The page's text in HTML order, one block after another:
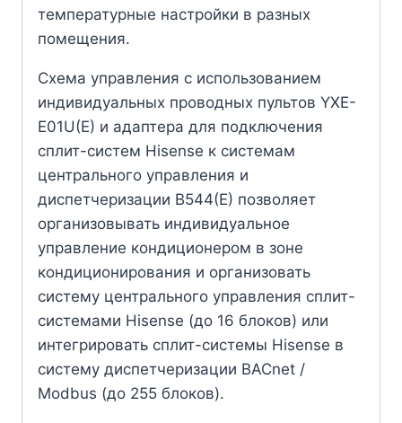
температурные настройки в разных
помещения.
Схема управления с использованием
индивидуальных проводных пультов YXE-
E01U(E) и адаптера для подключения
сплит-систем Hisense к системам
центрального управления и
диспетчеризации B544(E) позволяет
организовывать индивидуальное
управление кондиционером в зоне
кондиционирования и организовать
систему центрального управления сплит-
системами Hisense (до 16 блоков) или
интегрировать сплит-системы Hisense в
систему диспетчеризации BACnet /
Modbus (до 255 блоков).